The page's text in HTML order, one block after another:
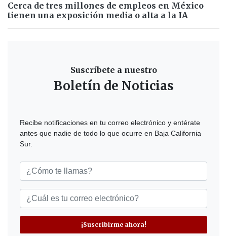
Cerca de tres millones de empleos en México
tienen una exposición media o alta a la IA
Suscríbete a nuestro
Boletín de Noticias
Recibe notificaciones en tu correo electrónico y entérate
antes que nadie de todo lo que ocurre en Baja California
Sur.
¡Suscribirme ahora!